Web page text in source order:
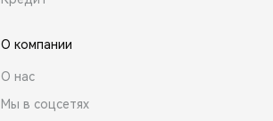
О компании
О нас
Мы в соцсетях